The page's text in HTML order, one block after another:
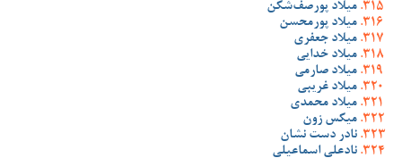
میلاد پورصف‌شکن
میلاد پورمحسن
میلاد جعفری
میلاد خدایی
میلاد صارمی
میلاد غریبی
میلاد محمدی
میکس زون
نادر دست نشان
نادعلی اسماعیلی